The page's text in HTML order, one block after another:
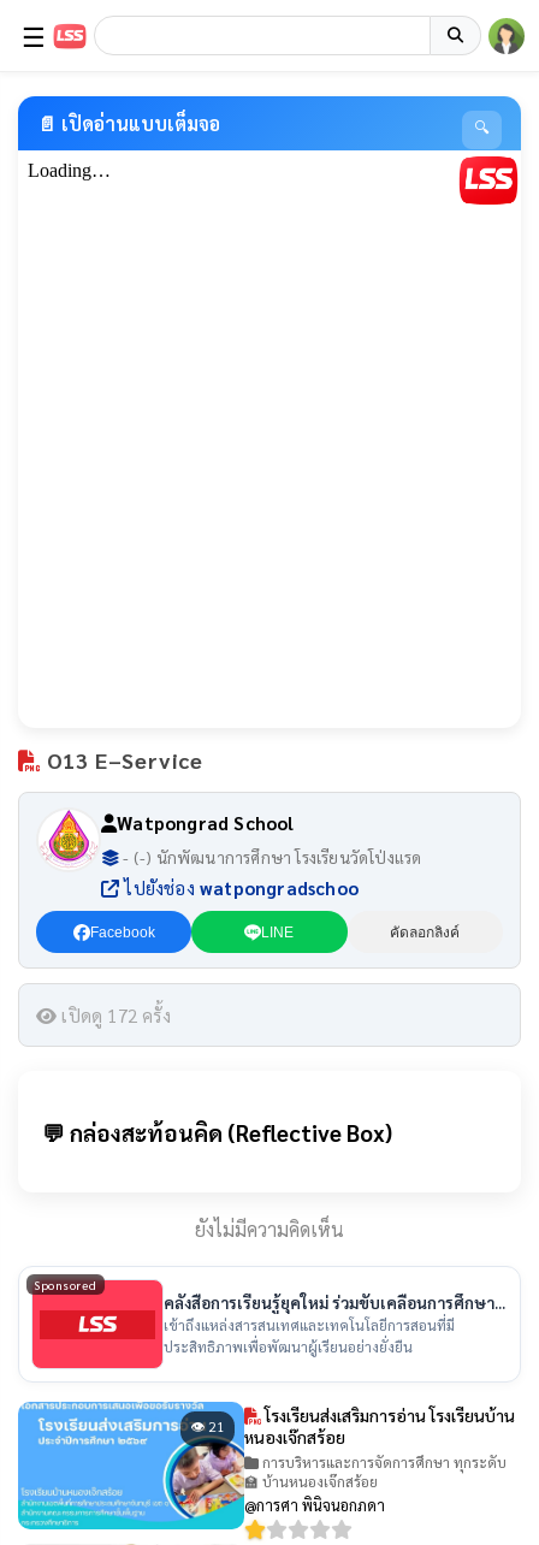
☰
📄 เปิดอ่านแบบเต็มจอ 🔍
O13 E–Service
Watpongrad School
- (-) นักพัฒนาการศึกษา โรงเรียนวัดโป่งแรด
ไปยังช่องwatpongradschoo
Facebook LINE คัดลอกลิงค์
เปิดดู 172 ครั้ง
💬 กล่องสะท้อนคิด (Reflective Box)
ยังไม่มีความคิดเห็น
Sponsored
คลังสื่อการเรียนรู้ยุคใหม่ ร่วมขับเคลื่อนการศึกษา
ไทย
เข้าถึงแหล่งสารสนเทศและเทคโนโลยีการสอนที่มี
ประสิทธิภาพเพื่อพัฒนาผู้เรียนอย่างยั่งยืน
👁 21
โรงเรียนส่งเสริมการอ่าน โรงเรียนบ้าน
หนองเจ๊กสร้อย
การบริหารและการจัดการศึกษา ทุกระดับ
🏫 บ้านหนองเจ๊กสร้อย
@การศา พินิจนอกภดา